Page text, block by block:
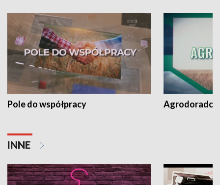
Pole do współpracy Agrodoradcy
INNE